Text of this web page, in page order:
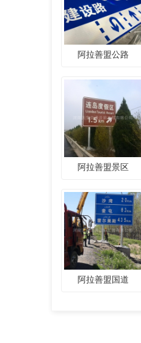
阿拉善盟公路
阿拉善盟景区
阿拉善盟国道